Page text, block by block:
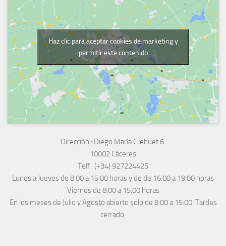
Haz clic para aceptar cookies de marketing y
permitir este contenido
Dirección : Diego María Crehuet 6.
10002 Cáceres
Telf : (+34) 927224425
Lunes a Jueves de 8:00 a 15:00 horas y de de 16:00 a 19:00 horas
Viernes de 8:00 a 15:00 horas
En los meses de Julio y Agosto abierto solo de 8:00 a 15:00. Tardes
cerrado.